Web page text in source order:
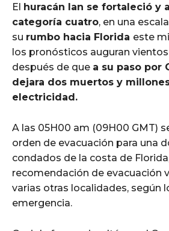
El
huracán Ian se fortaleció y
categoría cuatro, en una
su rumbo hacia Florida este
los pronósticos auguran
después de que a su paso por
dejara dos muertos y
electricidad.
A las 05H00 am (09H00 GMT)
orden de evacuación para una
condados de la costa de
recomendación de evacuación
varias otras localidades, según
emergencia.